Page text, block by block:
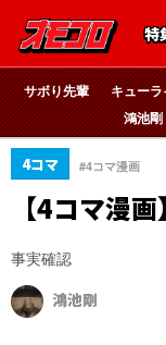
特
サボり先輩 キュー
鴻池剛
4コマ #4コマ漫画
【4コマ漫
事実確認
鴻池剛